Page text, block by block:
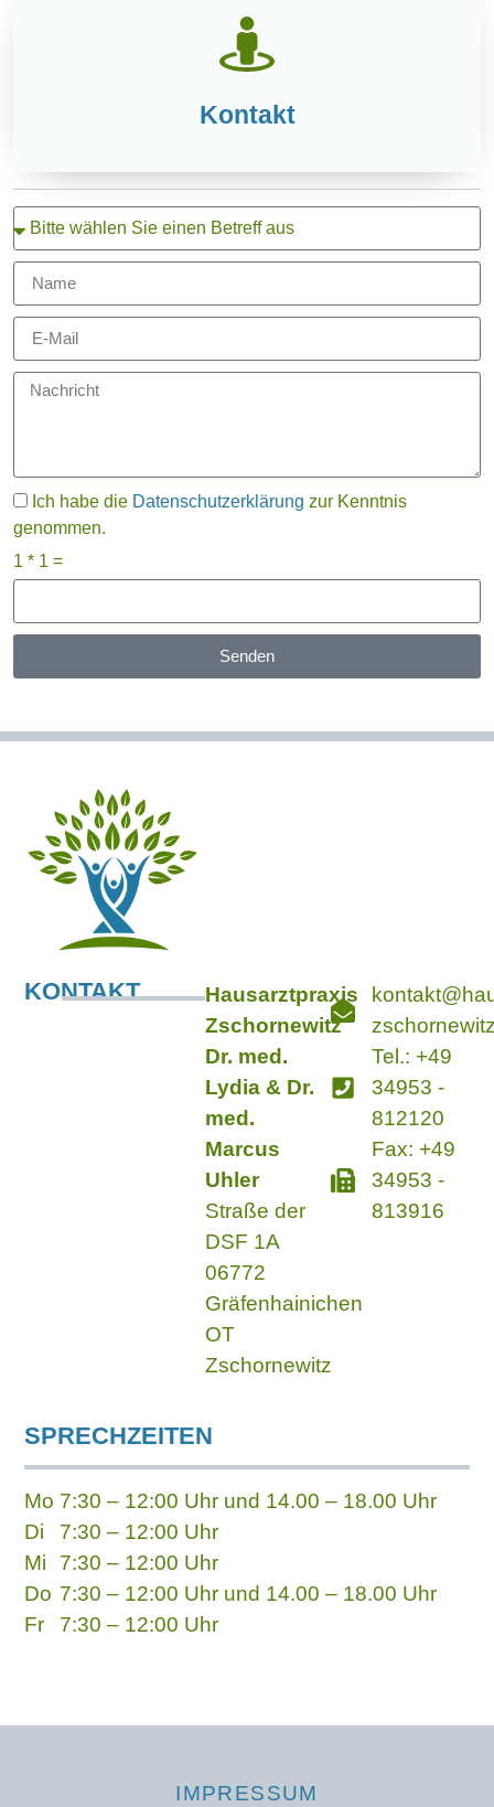
Kontakt
Ich habe die Datenschutzerklärung zur Kenntnis
genommen.
1 * 1 =
Senden
KONTAKT
Hausarztpraxis
Zschornewitz
Dr. med.
Lydia & Dr.
med.
Marcus
Uhler
Straße der
DSF 1A
06772
Gräfenhainichen
OT
Zschornewitz
Tel.: +49
34953 -
812120
Fax: +49
34953 -
813916
SPRECHZEITEN
Mo 7:30 – 12:00 Uhr und 14.00 – 18.00 Uhr
Di
7:30 – 12:00 Uhr
Mi
7:30 – 12:00 Uhr
Do 7:30 – 12:00 Uhr und 14.00 – 18.00 Uhr
Fr
7:30 – 12:00 Uhr
IMPRESSUM